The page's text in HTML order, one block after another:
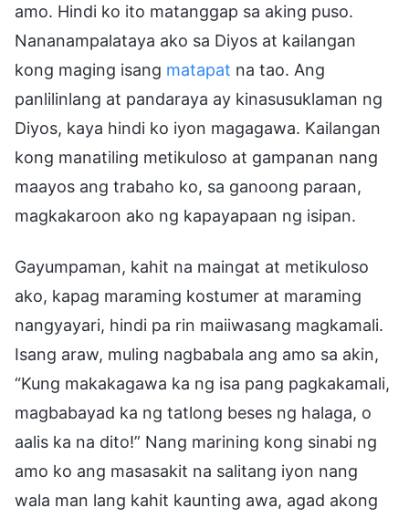
amo. Hindi ko ito matanggap sa aking puso.
Nananampalataya ako sa Diyos at kailangan
kong maging isang matapat na tao. Ang
panlilinlang at pandaraya ay kinasusuklaman ng
Diyos, kaya hindi ko iyon magagawa. Kailangan
kong manatiling metikuloso at gampanan nang
maayos ang trabaho ko, sa ganoong paraan,
magkakaroon ako ng kapayapaan ng isipan.
Gayumpaman, kahit na maingat at metikuloso
ako, kapag maraming kostumer at maraming
nangyayari, hindi pa rin maiiwasang magkamali.
Isang araw, muling nagbabala ang amo sa akin,
“Kung makakagawa ka ng isa pang pagkakamali,
magbabayad ka ng tatlong beses ng halaga, o
aalis ka na dito!” Nang marining kong sinabi ng
amo ko ang masasakit na salitang iyon nang
wala man lang kahit kaunting awa, agad akong